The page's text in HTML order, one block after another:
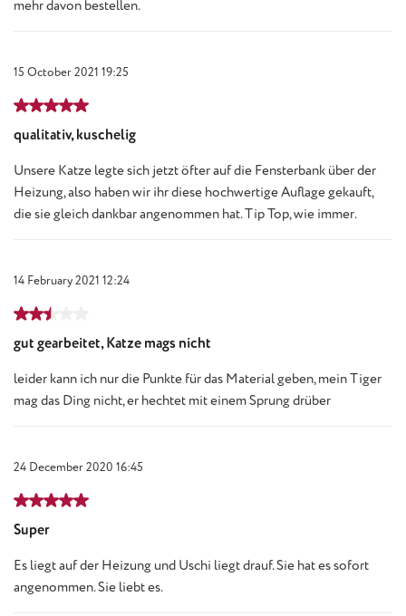
mehr davon bestellen.
15 October 2021 19:25
Review with rating of 5 out of 5 stars
qualitativ, kuschelig
Unsere Katze legte sich jetzt öfter auf die Fensterbank über der
Heizung, also haben wir ihr diese hochwertige Auflage gekauft,
die sie gleich dankbar angenommen hat. Tip Top, wie immer.
14 February 2021 12:24
Review with rating of 2.5 out of 5 stars
gut gearbeitet, Katze mags nicht
leider kann ich nur die Punkte für das Material geben, mein Tiger
mag das Ding nicht, er hechtet mit einem Sprung drüber
24 December 2020 16:45
Review with rating of 5 out of 5 stars
Super
Es liegt auf der Heizung und Uschi liegt drauf. Sie hat es sofort
angenommen. Sie liebt es.